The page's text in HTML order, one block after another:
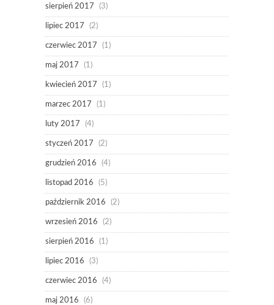
sierpień 2017 (3)
lipiec 2017 (2)
czerwiec 2017 (1)
maj 2017 (1)
kwiecień 2017 (1)
marzec 2017 (1)
luty 2017 (4)
styczeń 2017 (2)
grudzień 2016 (4)
listopad 2016 (5)
październik 2016 (2)
wrzesień 2016 (2)
sierpień 2016 (1)
lipiec 2016 (3)
czerwiec 2016 (4)
maj 2016 (6)